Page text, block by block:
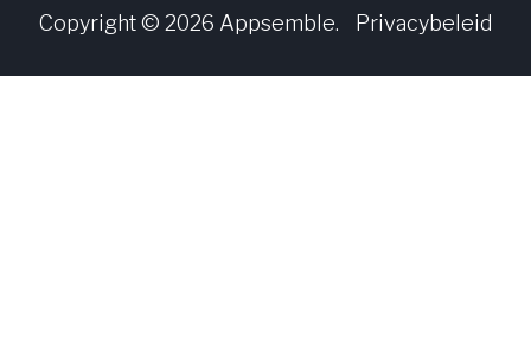
Copyright © 2026 Appsemble. Privacybeleid